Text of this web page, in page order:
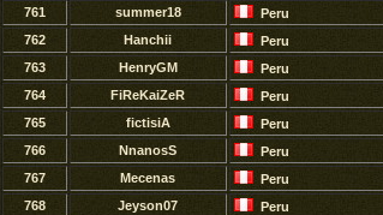
761
summer18 Peru
762
Hanchii Peru
763
HenryGM Peru
764
FiReKaiZeR Peru
765
fictisiA Peru
766
NnanosS Peru
767
Mecenas Peru
768
Jeyson07 Peru